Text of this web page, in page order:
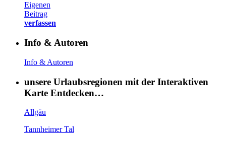
Eigenen
Beitrag
verfassen
Info & Autoren
Info & Autoren
unsere Urlaubsregionen mit der Interaktiven
Karte Entdecken…
Allgäu
Tannheimer Tal